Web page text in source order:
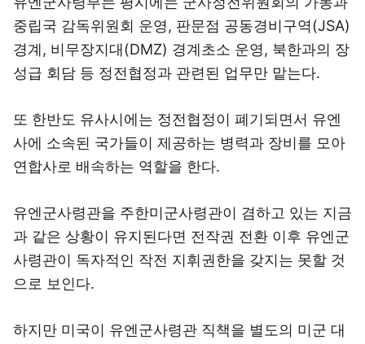
중립국 감독위원회 운영, 판문점 공동경비구역(JSA)
경계, 비무장지대(DMZ) 경계초소 운영, 북한과의 장
성급 회담 등 정전협정과 관련된 업무만 맡는다.
또 한반도 유사시에는 정전협정이 폐기되면서 유엔
사에 소속된 국가들이 제공하는 병력과 장비를 모아
연합사로 배속하는 역할을 한다.
유엔군사령관을 주한미군사령관이 겸하고 있는 지금
과 같은 상황이 유지된다면 전작권 전환 이후 유엔군
사령관이 독자적인 작전 지휘권한을 갖지는 못할 것
으로 보인다.
하지만 미국이 유엔군사령관 직책을 별도의 미군 대